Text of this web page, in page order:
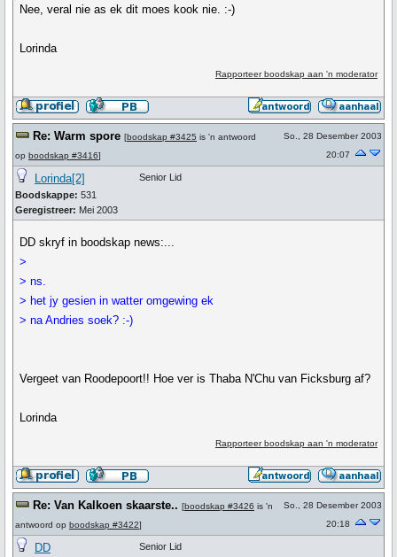
Nee, veral nie as ek dit moes kook nie. :-)
Lorinda
Rapporteer boodskap aan 'n moderator
Re: Warm spore [boodskap #3425 is 'n antwoord
op boodskap #3416]
So., 28 Desember 2003
20:07
Lorinda[2]
Boodskappe: 531
Geregistreer: Mei 2003
Senior Lid
DD skryf in boodskap news:...
>
> ns.
> het jy gesien in watter omgewing ek
> na Andries soek? :-)
Vergeet van Roodepoort!! Hoe ver is Thaba N'Chu van Ficksburg af?
Lorinda
Rapporteer boodskap aan 'n moderator
Re: Van Kalkoen skaarste.. [boodskap #3426 is 'n
antwoord op boodskap #3422]
So., 28 Desember 2003
20:18
DD Senior Lid